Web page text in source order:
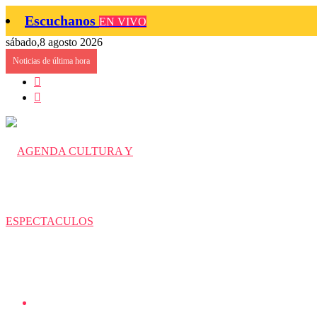
Escuchanos EN VIVO
sábado,8 agosto 2026
Noticias de última hora